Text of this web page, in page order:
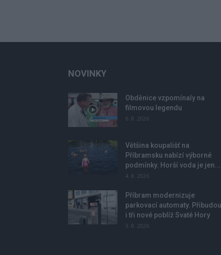
NOVINKY
Obděnice vzpomínaly na
filmovou legendu
6. 8. 2026
Většina koupališť na
Příbramsku nabízí výborné
podmínky. Horší voda je jen...
4. 8. 2026
Příbram modernizuje
parkovací automaty. Přibudou
i tři nové poblíž Svaté Hory
3. 8. 2026